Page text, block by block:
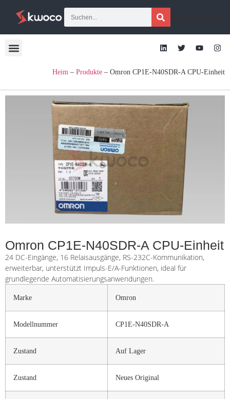
Heim – Produkte – Omron CP1E-N40SDR-A CPU-Einheit
Omron CP1E-N40SDR-A CPU-Einheit
24 DC-Eingänge, 16 Relaisausgänge, RS-232C-Kommunikation,
erweiterbar, unterstützt Impuls-E/A-Funktionen, ideal für
grundlegende Automatisierungsanwendungen.
Marke Omron
Modellnummer CP1E-N40SDR-A
Zustand Auf Lager
Zustand Neues Original